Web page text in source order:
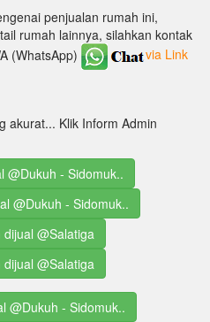
penjualan rumah ini,
rumah lainnya, silahkan kontak
(WhatsApp)
via Link
akurat... Klik Inform Admin
@Dukuh - Sidomuk..
@Dukuh - Sidomuk..
@Salatiga
@Salatiga
@Dukuh - Sidomuk..